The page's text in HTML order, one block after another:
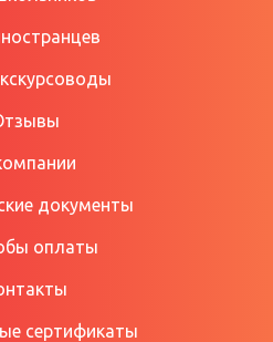
документы
оплаты
сертификаты